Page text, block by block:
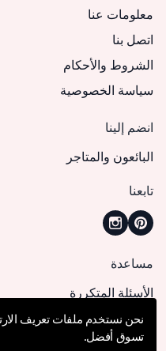
معلومات عنا
اتصل بنا
الشروط والأحكام
سياسة الخصوصية
انضم إلينا
البائعون والمتاجر
تابعنا
مساعدة
الأسئلة المتكررة
كيف يمكنني تقديم طلب؟
الشحن والتوصيل
نحن نستخدم ملفات تعريف
تسوق أفضل.